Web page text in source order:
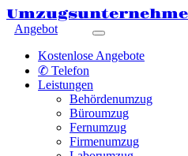
Angebot
Kostenlose Angebote
✆ Telefon
Leistungen
Behördenumzug
Büroumzug
Fernumzug
Firmenumzug